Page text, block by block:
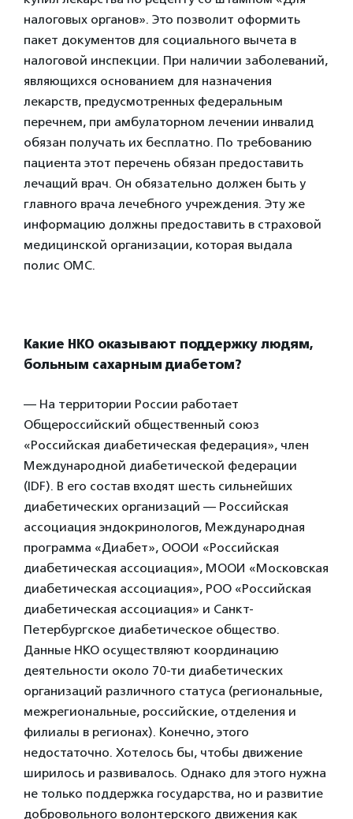
налоговых органов». Это позволит оформить
пакет документов для социального вычета в
налоговой инспекции. При наличии заболеваний,
являющихся основанием для назначения
лекарств, предусмотренных федеральным
перечнем, при амбулаторном лечении инвалид
обязан получать их бесплатно. По требованию
пациента этот перечень обязан предоставить
лечащий врач. Он обязательно должен быть у
главного врача лечебного учреждения. Эту же
информацию должны предоставить в страховой
медицинской организации, которая выдала
полис ОМС.
Какие НКО оказывают поддержку людям,
больным сахарным диабетом?
— На территории России работает
Общероссийский общественный союз
«Российская диабетическая федерация», член
Международной диабетической федерации
(IDF). В его состав входят шесть сильнейших
диабетических организаций — Российская
ассоциация эндокринологов, Международная
программа «Диабет», ОООИ «Российская
диабетическая ассоциация», МООИ «Московская
диабетическая ассоциация», РОО «Российская
диабетическая ассоциация» и Санкт-
Петербургское диабетическое общество.
Данные НКО осуществляют координацию
деятельности около 70-ти диабетических
организаций различного статуса (региональные,
межрегиональные, российские, отделения и
филиалы в регионах). Конечно, этого
недостаточно. Хотелось бы, чтобы движение
ширилось и развивалось. Однако для этого нужна
не только поддержка государства, но и развитие
добровольного волонтерского движения как